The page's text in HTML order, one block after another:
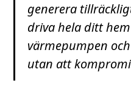
generera
driva hela ditt
värmepumpen
utan att